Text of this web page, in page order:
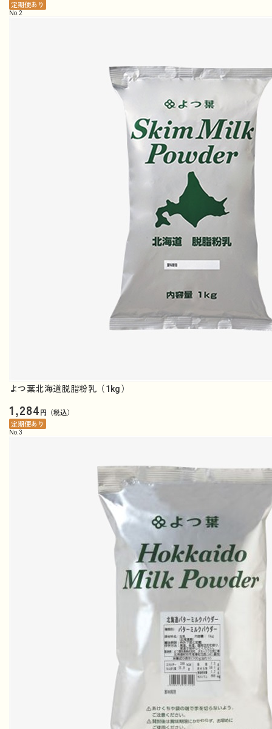
定期便あり
No. 2
よつ葉北海道脱脂粉乳（1kg）
1,284円（税込）
定期便あり
No. 3